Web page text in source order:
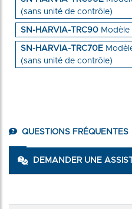
(sans unité de contrôle)
SN-HARVIA-TRC90
SN-HARVIA-TRC70E
(sans unité de contrôle)
QUESTIONS FRÉQUENTES
DEMANDER UNE